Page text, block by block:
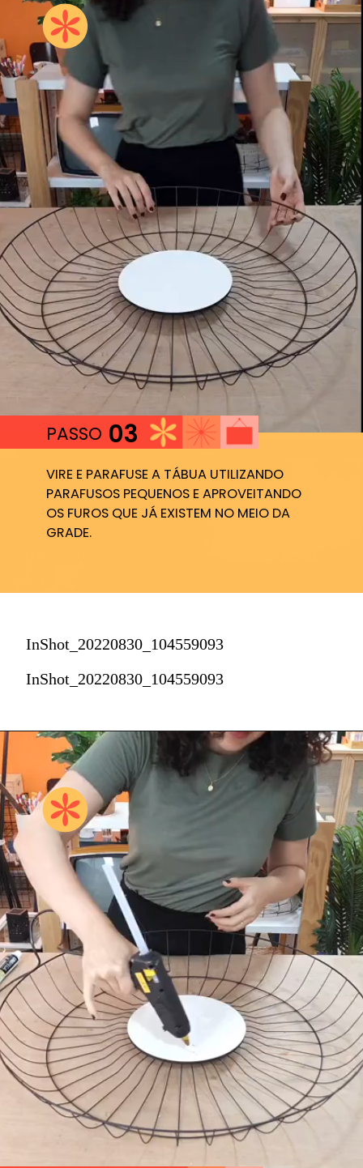
03
VIRE E PARAFUSE A TÁBUA UTILIZANDO
PARAFUSOS PEQUENOS E APROVEITANDO
OS FUROS QUE JÁ EXISTEM NO MEIO DA
GRADE.
PASSO
InShot_20220830_104559093
InShot_20220830_104559093